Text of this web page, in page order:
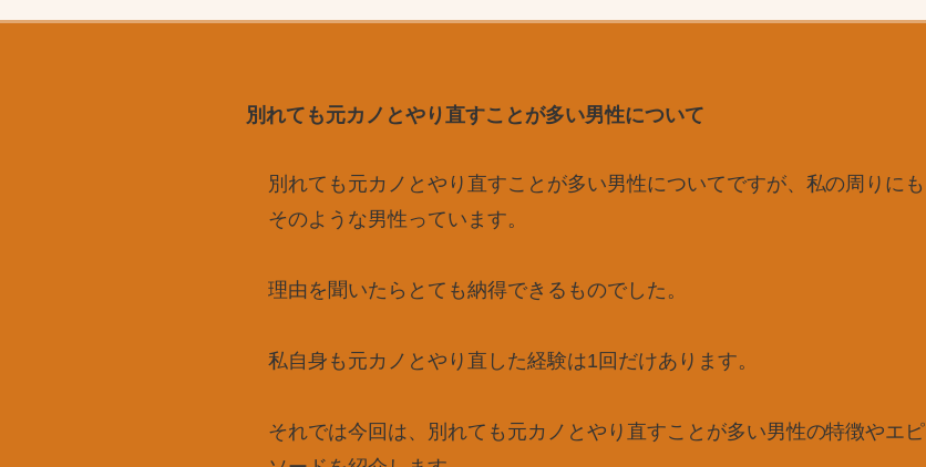
別れても元カノとやり直すことが多い男性について
別れても元カノとやり直すことが多い男性についてですが、私の周りにも
そのような男性っています。
理由を聞いたらとても納得できるものでした。
私自身も元カノとやり直した経験は1回だけあります。
それでは今回は、別れても元カノとやり直すことが多い男性の特徴やエピ